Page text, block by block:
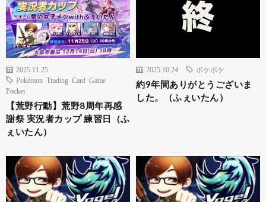
2025.11.25
Pokémon Trading Card Game
Pocket
【荒野行動】荒野8周年再感
謝祭 実況者カップ 練習日（ふ
ぇいたん）
2025.10.24 ポケポケ
約9年間ありがとうございま
した。（ふぇいたん）